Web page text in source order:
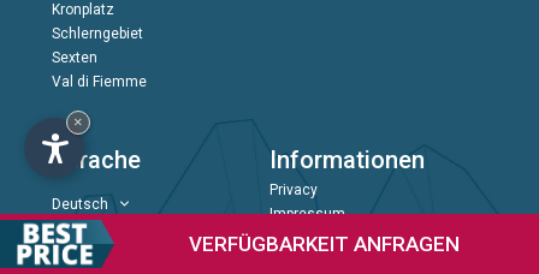
VERFÜGBARKEIT ANFRAGEN
Kronplatz
Schlerngebiet
Sexten
Val di Fiemme
Sprache
Deutsch
Informationen
Privacy
Impressum
×